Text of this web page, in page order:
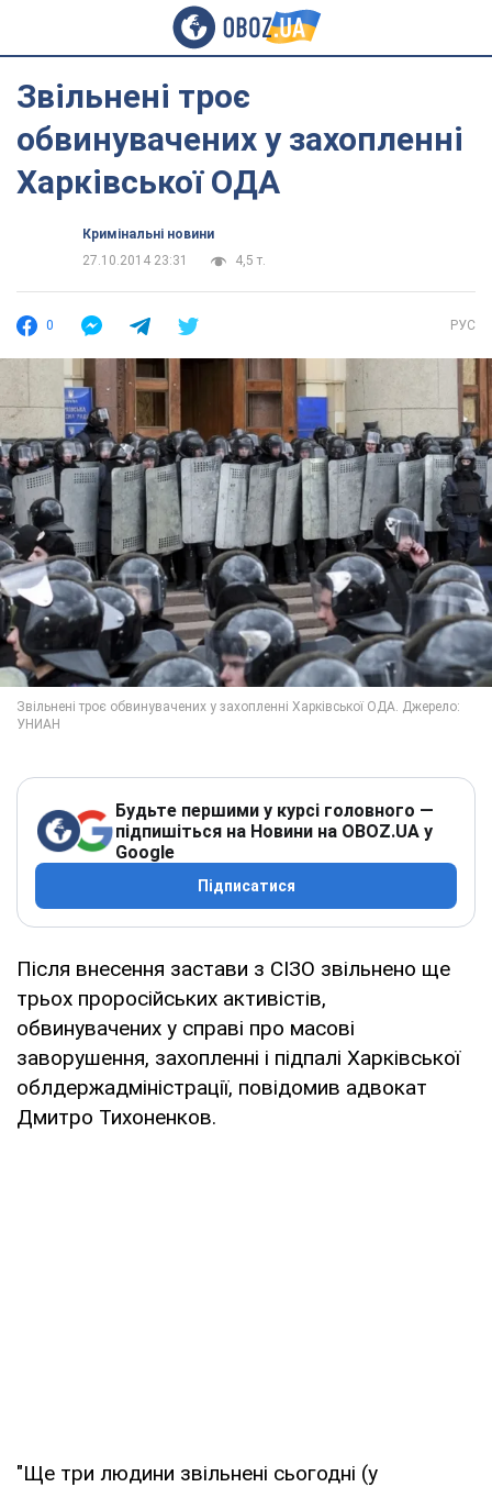
Звільнені троє
обвинувачених у захопленні
Харківської ОДА
Кримінальні новини
27.10.2014 23:31
4,5 т.
0 РУС
Будьте першими у курсі головного —
підпишіться на Новини на OBOZ.UA у
Google
Підписатися
Після внесення застави з СІЗО звільнено ще
трьох проросійських активістів,
обвинувачених у справі про масові
заворушення, захопленні і підпалі Харківської
облдержадміністрації, повідомив адвокат
Дмитро Тихоненков.
"Ще три людини звільнені сьогодні (у